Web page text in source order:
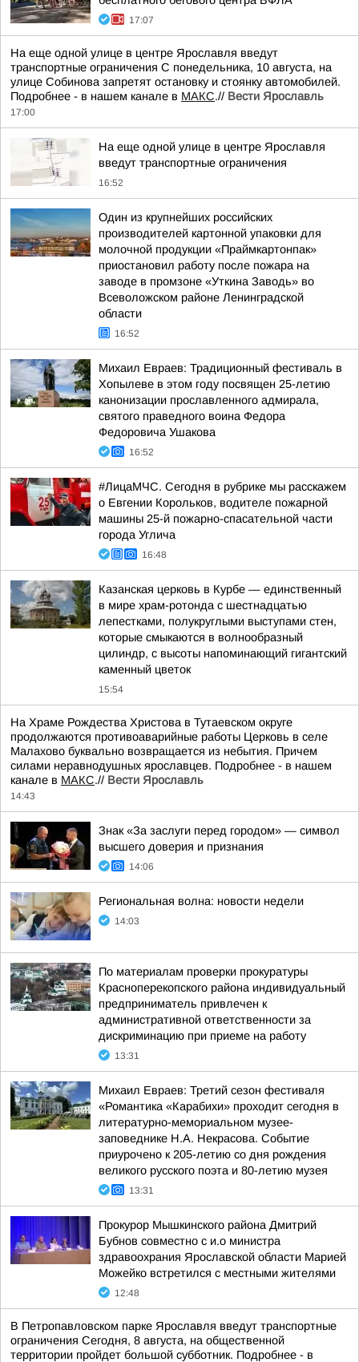
17:07
На еще одной улице в центре Ярославля введут
транспортные ограничения С понедельника, 10 августа, на
улице Собинова запретят остановку и стоянку автомобилей.
Подробнее - в нашем канале в МАКС.// Вести Ярославль
17:00
На еще одной улице в центре Ярославля
введут транспортные ограничения
16:52
Один из крупнейших российских
производителей картонной упаковки для
молочной продукции «Праймкартонпак»
приостановил работу после пожара на
заводе в промзоне «Уткина Заводь» во
Всеволожском районе Ленинградской
области
16:52
Михаил Евраев: Традиционный фестиваль в
Хопылеве в этом году посвящен 25-летию
канонизации прославленного адмирала,
святого праведного воина Федора
Федоровича Ушакова
16:52
#ЛицаМЧС. Сегодня в рубрике мы расскажем
о Евгении Корольков, водителе пожарной
машины 25-й пожарно-спасательной части
города Углича
16:48
Казанская церковь в Курбе — единственный
в мире храм-ротонда с шестнадцатью
лепестками, полукруглыми выступами стен,
которые смыкаются в волнообразный
цилиндр, с высоты напоминающий гигантский
каменный цветок
15:54
На Храме Рождества Христова в Тутаевском округе
продолжаются противоаварийные работы Церковь в селе
Малахово буквально возвращается из небытия. Причем
силами неравнодушных ярославцев. Подробнее - в нашем
канале в МАКС.// Вести Ярославль
14:43
Знак «За заслуги перед городом» — символ
высшего доверия и признания
14:06
Региональная волна: новости недели
14:03
По материалам проверки прокуратуры
Красноперекопского района индивидуальный
предприниматель привлечен к
административной ответственности за
дискриминацию при приеме на работу
13:31
Михаил Евраев: Третий сезон фестиваля
«Романтика «Карабихи» проходит сегодня в
литературно-мемориальном музее-
заповеднике Н.А. Некрасова. Событие
приурочено к 205-летию со дня рождения
великого русского поэта и 80-летию музея
13:31
Прокурор Мышкинского района Дмитрий
Бубнов совместно с и.о министра
здравоохрания Ярославской области Марией
Можейко встретился с местными жителями
12:48
В Петропавловском парке Ярославля введут транспортные
ограничения Сегодня, 8 августа, на общественной
территории пройдет большой субботник. Подробнее - в